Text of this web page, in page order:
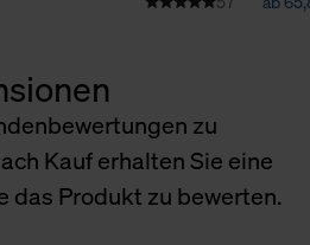
zu
Kauf erhalten Sie eine
das Produkt zu bewerten.